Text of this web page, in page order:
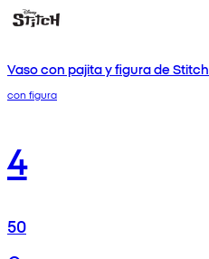
Vaso con pajita y figura de Stitch
con figura
4
50